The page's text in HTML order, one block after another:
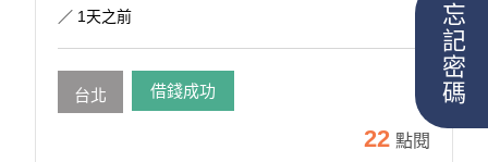
／ 1天之前
台北 借錢成功
22 點閱
忘記密碼